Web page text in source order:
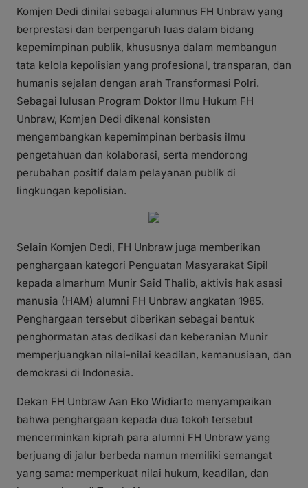
Komjen Dedi dinilai sebagai alumnus FH Unbraw yang
berprestasi dan berpengaruh luas dalam bidang
kepemimpinan publik, khususnya dalam membangun
tata kelola kepolisian yang profesional, transparan, dan
humanis sejalan dengan arah Transformasi Polri.
Sebagai lulusan Program Doktor Ilmu Hukum FH
Unbraw, Komjen Dedi dikenal konsisten
mengembangkan kepemimpinan berbasis ilmu
pengetahuan dan kolaborasi, serta mendorong
perubahan positif dalam pelayanan publik di
lingkungan kepolisian.
Selain Komjen Dedi, FH Unbraw juga memberikan
penghargaan kategori Penguatan Masyarakat Sipil
kepada almarhum Munir Said Thalib, aktivis hak asasi
manusia (HAM) alumni FH Unbraw angkatan 1985.
Penghargaan tersebut diberikan sebagai bentuk
penghormatan atas dedikasi dan keberanian Munir
memperjuangkan nilai-nilai keadilan, kemanusiaan, dan
demokrasi di Indonesia.
Dekan FH Unbraw Aan Eko Widiarto menyampaikan
bahwa penghargaan kepada dua tokoh tersebut
mencerminkan kiprah para alumni FH Unbraw yang
berjuang di jalur berbeda namun memiliki semangat
yang sama: memperkuat nilai hukum, keadilan, dan